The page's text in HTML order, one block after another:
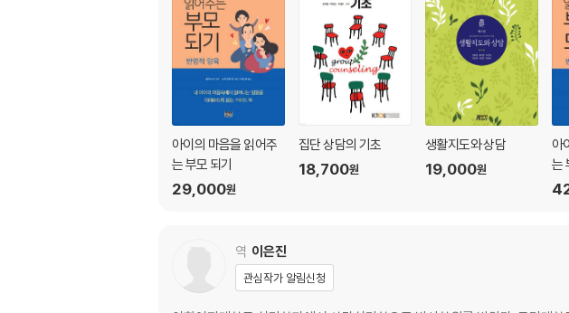
아이의 마음을 읽어주
는 부모 되기
29,000원
집단 상담의 기초
18,700원
생활지도와 상담
19,000원
아
는
역 이은진
관심작가 알림신청